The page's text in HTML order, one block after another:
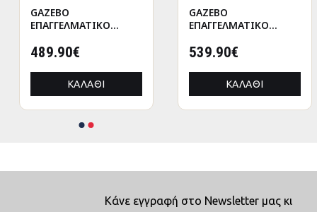
GAZEBO
ΕΠΑΓΓΕΛΜΑΤΙΚΟ
CRESSEN HM21098
ΑΛΟΥΜΙΝΙΟΥ
3x4,5x3,4Yμ
489.90€
ΚΑΛΆΘΙ
GAZEBO
ΕΠΑΓΓΕΛΜΑΤΙΚΟ
CRESSEN HM21098.01
ΑΛΟΥΜΙΝΙΟΥ
3x4,5x3,4Yμ
539.90€
ΚΑΛΆΘΙ
Κάνε εγγραφή στο Newsletter μας κι